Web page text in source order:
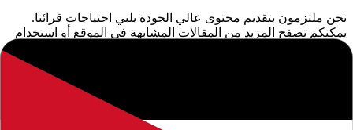
نحن ملتزمون بتقديم محتوى عالي الجودة يلبي احتياجات قرائنا.
يمكنكم تصفح المزيد من المقالات المشابهة في الموقع أو استخدام
خاصية البحث للوصول إلى مواضيع محددة. نشجعكم على ترك
إخلاء مسؤولية: المعلومات الواردة في هذا المقال هي لأغراض
إعلامية فقط. نوصي دائماً بالتحقق من المصادر الرسمية والموثوقة.
إذا كان لديك أي استفسار أو ملاحظة، لا تتردد في التواصل معنا.